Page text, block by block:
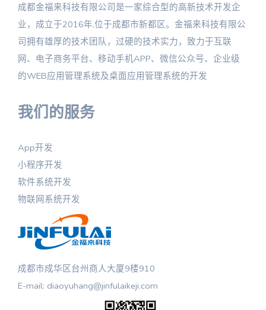
成都金福来科技有限公司是一家综合型的高新技术开发企
业，成立于2016年,位于成都市新都区。金福来科技有限公
司拥有雄厚的技术团队，过硬的技术实力，致力于互联
网、电子商务平台、移动手机APP、微信公众号、企业级
的WEB应用管理系统及桌面应用管理系统的开发
我们的服务
App开发
小程序开发
软件系统开发
物联网系统开发
成都市成华区台州商人大厦9楼910
E-mail: diaoyuhang@jinfulaikeji.com